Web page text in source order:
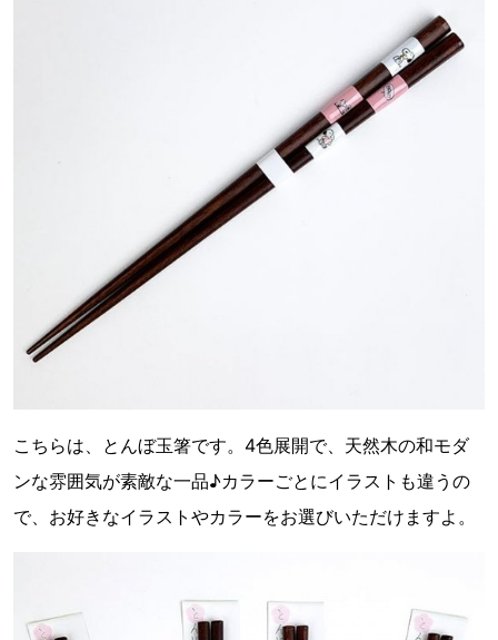
こちらは、とんぼ玉箸です。4色展開で、天然木の和モダ
ンな雰囲気が素敵な一品♪カラーごとにイラストも違うの
で、お好きなイラストやカラーをお選びいただけますよ。